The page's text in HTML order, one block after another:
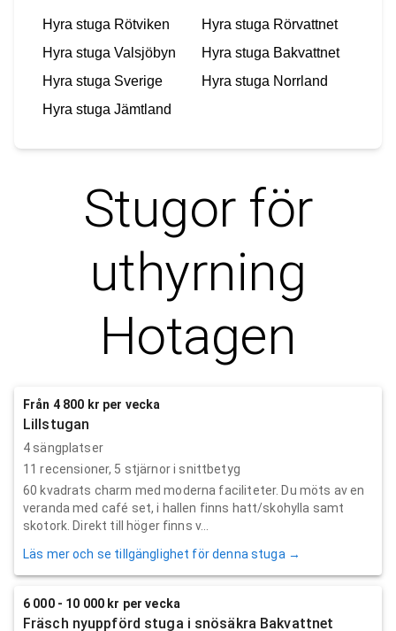
Hyra stuga Rötviken Hyra stuga Rörvattnet
Hyra stuga Valsjöbyn Hyra stuga Bakvattnet
Hyra stuga Sverige Hyra stuga Norrland
Hyra stuga Jämtland
Stugor för
uthyrning
Hotagen
Från 4 800 kr per vecka
Lillstugan
4 sängplatser
11 recensioner, 5 stjärnor i snittbetyg
60 kvadrats charm med moderna faciliteter. Du möts av en
veranda med café set, i hallen finns hatt/skohylla samt
skotork. Direkt till höger finns v...
Läs mer och se tillgänglighet för denna stuga →
6 000 - 10 000 kr per vecka
Fräsch nyuppförd stuga i snösäkra Bakvattnet